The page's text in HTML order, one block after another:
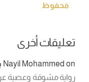
مَحفوظ
تعليقات أخرى
Nayil Mohammed on
رواية مشوقة وعصية عن